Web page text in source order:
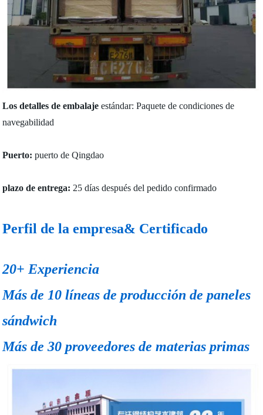
Los detalles de embalaje estándar: Paquete de condiciones de
navegabilidad
Puerto:puerto de Qingdao
plazo de entrega: 25 días después del pedido confirmado
Perfil de la empresa& Certificado
20+ Experiencia
Más de 10 líneas de producción de paneles
sándwich
Más de 30 proveedores de materias primas